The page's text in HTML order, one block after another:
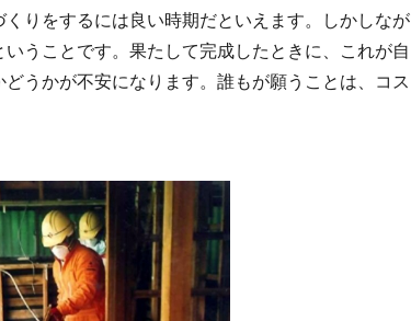
りをするには良い時期だといえます。しかしなが
うことです。果たして完成したときに、これが自
うかが不安になります。誰もが願うことは、コス